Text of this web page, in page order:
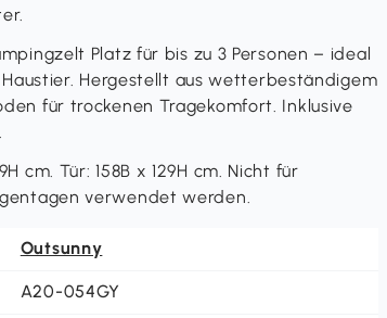
Platz für bis zu 3 Personen – ideal
Hergestellt aus wetterbeständigem
für trockenen Tragekomfort. Inklusive
cm. Tür: 158B x 129H cm. Nicht für
verwendet werden.
Outsunny
A20-054GY